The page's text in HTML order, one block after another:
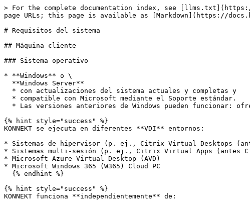
> For the complete documentation index, see
page URLs; this page is available as [Markdown](https://
# Requisitos del sistema
## Máquina cliente
### Sistema operativo
* **Windows** o \
{% hint style="success" %}
KONNEKT se ejecuta en diferentes **VDI** entornos:
* Sistemas de hipervisor (p. ej., Citrix Virtual Desktops
* Sistemas multi-sesión (p. ej., Citrix Virtual Apps (antes
* Microsoft Azure Virtual Desktop (AVD)
* Microsoft Windows 365 (W365) Cloud PC
{% hint style="success" %}
KONNEKT funciona **independientemente** de: